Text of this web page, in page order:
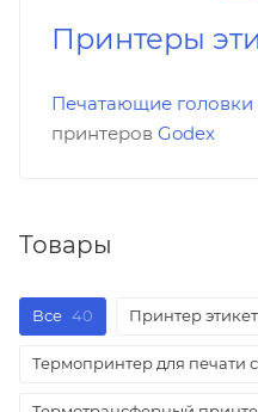
Принтеры
Печатающие головки
принтеров Godex
Товары
Все 40 Принтер
Термопринтер для печати